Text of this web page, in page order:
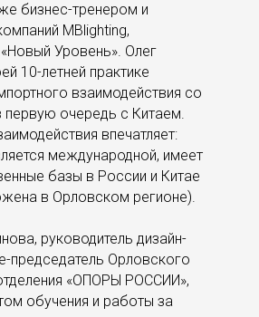
бизнес-тренером и
MBlighting,
«Новый Уровень». Олег
10-летней практике
взаимодействия со
первую очередь с Китаем.
впечатляет:
международной, имеет
базы в России и Китае
в Орловском регионе).
руководитель дизайн-
председатель Орловского
«ОПОРЫ РОССИИ»,
обучения и работы за